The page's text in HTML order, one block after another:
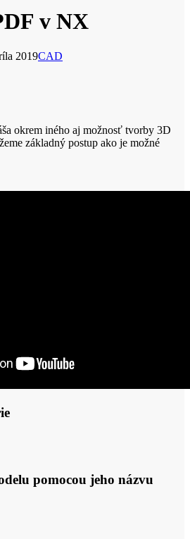
v NX
2019CAD
okrem iného aj možnosť tvorby 3D
základný postup ako je možné
pomocou jeho názvu